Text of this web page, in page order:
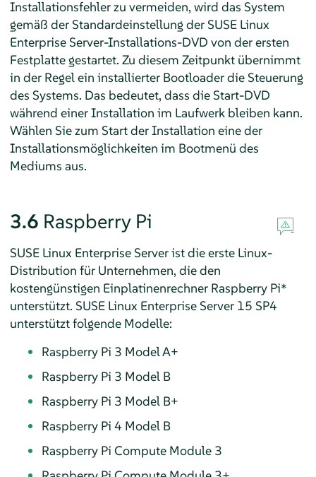
Installationsfehler zu vermeiden, wird das System
gemäß der Standardeinstellung der SUSE Linux
Enterprise Server-Installations-DVD von der ersten
Festplatte gestartet. Zu diesem Zeitpunkt übernimmt
in der Regel ein installierter Bootloader die Steuerung
des Systems. Das bedeutet, dass die Start-DVD
während einer Installation im Laufwerk bleiben kann.
Wählen Sie zum Start der Installation eine der
Installationsmöglichkeiten im Bootmenü des
Mediums aus.
3.6 Raspberry Pi
SUSE Linux Enterprise Server ist die erste Linux-
Distribution für Unternehmen, die den
kostengünstigen Einplatinenrechner Raspberry Pi*
unterstützt. SUSE Linux Enterprise Server 15 SP4
unterstützt folgende Modelle:
Raspberry Pi 3 Model A+
Raspberry Pi 3 Model B
Raspberry Pi 3 Model B+
Raspberry Pi 4 Model B
Raspberry Pi Compute Module 3